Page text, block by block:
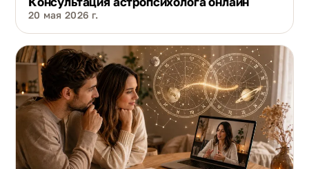
20 мая 2026 г.